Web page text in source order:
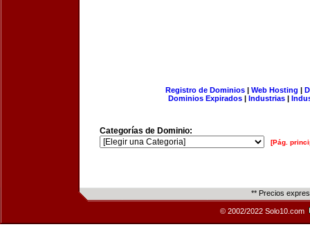
Registro de Dominios| Web Hosting |
Dominios Expirados | Industrias |
Categorías de Dominio:
[Pág.
** Precios
© 2002/2022 Solo10.com